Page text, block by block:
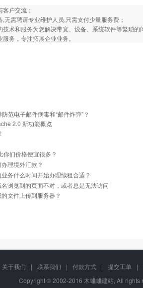
户交流；
,无需聘请专业维护人员,只需支付少量服务费；
技术和服务为您解决带宽、设备、系统软件等繁琐的
务，专注拓展企业业务。
防范电子邮件病毒和“邮件炸弹”？
2.0 新功能概览
你们价格便宜很多？
理境外汇款？
务什么时间开始办理续租合适？
名浏览到的页面不对，或者总是无法访问
文件上传到服务器？
关于我们 | 联系我们 | 付款方式 | 提交工单 |
Copyright © 2002-2016 木蛐蛐建站, All